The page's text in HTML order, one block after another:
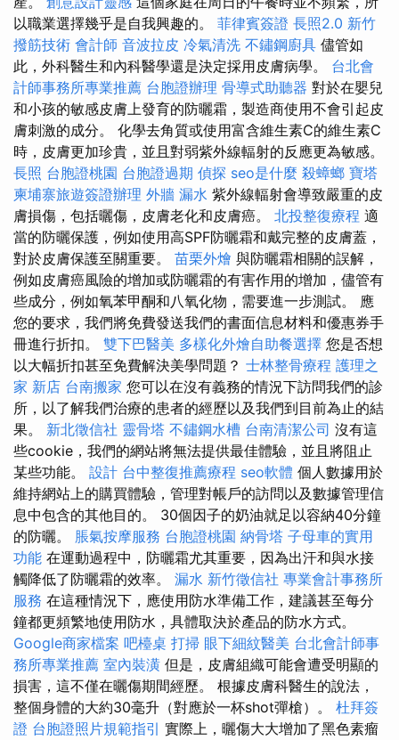
以職業選擇幾乎是自我興趣的。 菲律賓簽證 長照2.0 新竹
撥筋技術 會計師 音波拉皮 冷氣清洗 不鏽鋼廚具 儘管如
此，外科醫生和內科醫學還是決定採用皮膚病學。 台北會
計師事務所專業推薦 台胞證辦理 骨導式助聽器 對於在嬰兒
和小孩的敏感皮膚上發育的防曬霜，製造商使用不會引起皮
膚刺激的成分。 化學去角質或使用富含維生素C的維生素C
時，皮膚更加珍貴，並且對弱紫外線輻射的反應更為敏感。
長照 台胞證桃園 台胞證過期 偵探 seo是什麼 殺蟑螂 寶塔
柬埔寨旅遊簽證辦理 外牆 漏水 紫外線輻射會導致嚴重的皮
膚損傷，包括曬傷，皮膚老化和皮膚癌。 北投整復療程 適
當的防曬保護，例如使用高SPF防曬霜和戴完整的皮膚蓋，
對於皮膚保護至關重要。 苗栗外燴 與防曬霜相關的誤解，
例如皮膚癌風險的增加或防曬霜的有害作用的增加，儘管有
些成分，例如氧苯甲酮和八氧化物，需要進一步測試。 應
您的要求，我們將免費發送我們的書面信息材料和優惠券手
冊進行折扣。 雙下巴醫美 多樣化外燴自助餐選擇 您是否想
以大幅折扣甚至免費解決美學問題？ 士林整骨療程 護理之
家 新店 台南搬家 您可以在沒有義務的情況下訪問我們的診
所，以了解我們治療的患者的經歷以及我們到目前為止的結
果。 新北徵信社 靈骨塔 不鏽鋼水槽 台南清潔公司 沒有這
些cookie，我們的網站將無法提供最佳體驗，並且將阻止
某些功能。 設計 台中整復推薦療程 seo軟體 個人數據用於
維持網站上的購買體驗，管理對帳戶的訪問以及數據管理信
息中包含的其他目的。 30個因子的奶油就足以容納40分鐘
的防曬。 脹氣按摩服務 台胞證桃園 納骨塔 子母車的實用
功能 在運動過程中，防曬霜尤其重要，因為出汗和與水接
觸降低了防曬霜的效率。 漏水 新竹徵信社 專業會計事務所
服務 在這種情況下，應使用防水準備工作，建議甚至每分
鐘都更頻繁地使用防水，具體取決於產品的防水方式。
Google商家檔案 吧檯桌 打掃 眼下細紋醫美 台北會計師事
務所專業推薦 室內裝潢 但是，皮膚組織可能會遭受明顯的
損害，這不僅在曬傷期間經歷。 根據皮膚科醫生的說法，
整個身體的大約30毫升（對應於一杯shot彈槍）。 杜拜簽
證 台胞證照片規範指引 實際上，曬傷大大增加了黑色素瘤